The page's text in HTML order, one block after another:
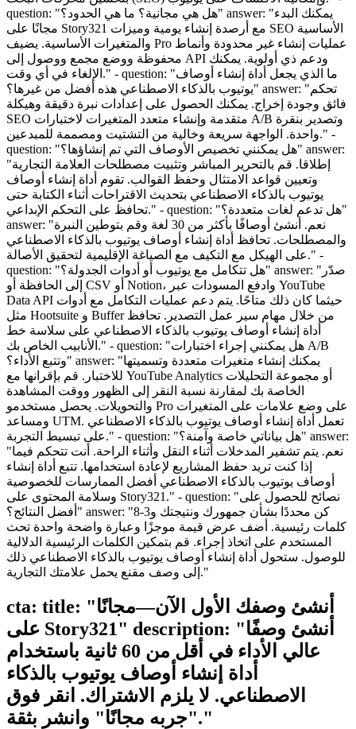
question: "هل هي مجانية؟ ما هي الحدود؟" answer: "يمكنك البدء
مجانًا على Story321 مع أرصدة إنشاء يومية وميزات SEO الأساسية
والمتغيرات الأساسية. يضيف Pro عمليات إنشاء غير محدودة وأنماط
محفوظة ووضع مجمع ووصول إلى API ودعم ذي أولوية. يمكنك
الإلغاء في أي وقت." - question: "ما الذي يجعل أداة إنشاء أوصاف
يوتيوب بالذكاء الاصطناعي هذه أفضل من غيرها؟" answer: "تحكم
فائق وجودة إخراج. يمكنك الحصول على إعدادات نبرة دقيقة وهيكلة
SEO متقدمة وإنشاء متعدد المتغيرات لاختبارات A/B وتصدير بنقرة
واحدة. الواجهة سريعة وخالية من التشتيت ومصممة للمبدعين." -
question: "هل يمكنني تخصيص الأوصاف التي تم إنشاؤها؟" answer:
"إطلاقا. قم بالتحرير المباشر وتثبيت مصطلحات العلامة التجارية
وتعيين قواعد الامتثال وحفظ القوالب. تقوم أداة إنشاء أوصاف
يوتيوب بالذكاء الاصطناعي بتحديث الاقتراحات أثناء الكتابة حتى
تحافظ على التحكم الإبداعي." - question: "هل تدعم لغات متعددة؟"
answer: "نعم. أنشئ أوصافًا بأكثر من 30 لغة وقم بتوطين النبرة
والمصطلحات. تحافظ أداة إنشاء أوصاف يوتيوب بالذكاء الاصطناعي
على الهيكل مع التكيف مع الصياغة الإقليمية لتحقيق الأصالة." -
question: "هل تتكامل مع يوتيوب أو أدوات الجدولة؟" answer: "صدّر
إلى الحافظة أو CSV أو Notion، وادفع المسودات عبر YouTube
Data API حيثما كان ذلك متاحًا. يتم دعم عمليات التكامل مع أدوات
مثل Hootsuite و Buffer من خلال مهام سير عمل التصدير. تحافظ
أداة إنشاء أوصاف يوتيوب بالذكاء الاصطناعي على سلاسة خط
الأنابيب الخاص بك." - question: "هل يمكنني إجراء اختبارات A/B
وتتبع الأداء؟" answer: "يمكنك إنشاء متغيرات متعددة وتسميتها
للاختبار. قم بإقرانها مع YouTube Analytics أو مجموعة التحليلات
الخاصة بك لمقارنة نسبة النقر إلى الظهور ووقت المشاهدة
والتحويلات. يحصل مستخدمو Pro على وضع علامات على المتغيرات
ومساعد UTM. تعمل أداة إنشاء أوصاف يوتيوب بالذكاء الاصطناعي
على تبسيط التجربة." - question: "هل بياناتي خاصة وآمنة؟" answer:
"نعم. يتم تشفير المدخلات أثناء النقل وأثناء الراحة. أنت تتحكم فيما
إذا كنت تريد حفظ المشاريع لإعادة استخدامها. تتبع أداة إنشاء
أوصاف يوتيوب بالذكاء الاصطناعي أفضل الممارسات للخصوصية
وسلامة المحتوى على Story321." - question: "نصائح للحصول على
أفضل النتائج؟" answer: "كن محددًا بشأن جمهورك ونتيجتك و3-8
كلمات رئيسية. أضف عرض قيمة موجزًا وعبارة واضحة واحدة تحث
المستخدم على اتخاذ إجراء. قم بتمكين الكلمات الرئيسية الدلالية
للوصول. ستحول أداة إنشاء أوصاف يوتيوب بالذكاء الاصطناعي ذلك
إلى وصف مقنع يحمل علامتك التجارية."
cta: title: "أنشئ وصفك الأول الآن—مجانًا
على Story321" description: "أنشئ وصفًا
عالي الأداء في أقل من 60 ثانية باستخدام
أداة إنشاء أوصاف يوتيوب بالذكاء
الاصطناعي. لا يلزم الاشتراك. انقر فوق
"جربه مجانًا" وانشر بثقة."